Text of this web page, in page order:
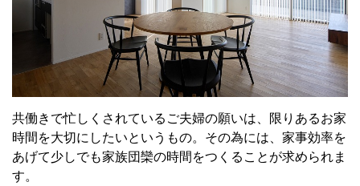
共働きで忙しくされているご夫婦の願いは、限りあるお家
時間を大切にしたいというもの。その為には、家事効率を
あげて少しでも家族団欒の時間をつくることが求められま
す。